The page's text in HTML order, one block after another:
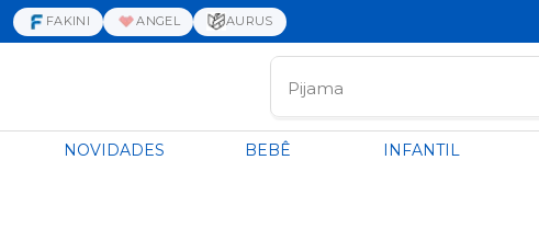
FAKINI ANGEL AURUS
NOVIDADES BEBÊ INFANTIL